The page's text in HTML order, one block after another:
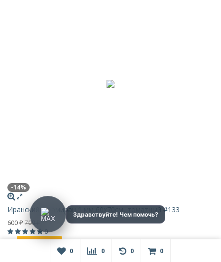
-14%
Иранский фоамиран 1 мм 60х70см, томатный #133
600 ₽ 700
0
В корзину
0 0 0 0